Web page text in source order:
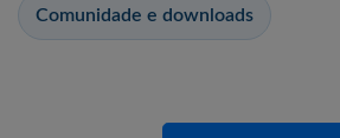
Comunidade e downloads